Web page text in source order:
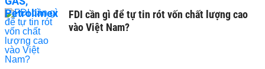
FDI cần gì để tự tin rót vốn chất lượng cao
vào Việt Nam?